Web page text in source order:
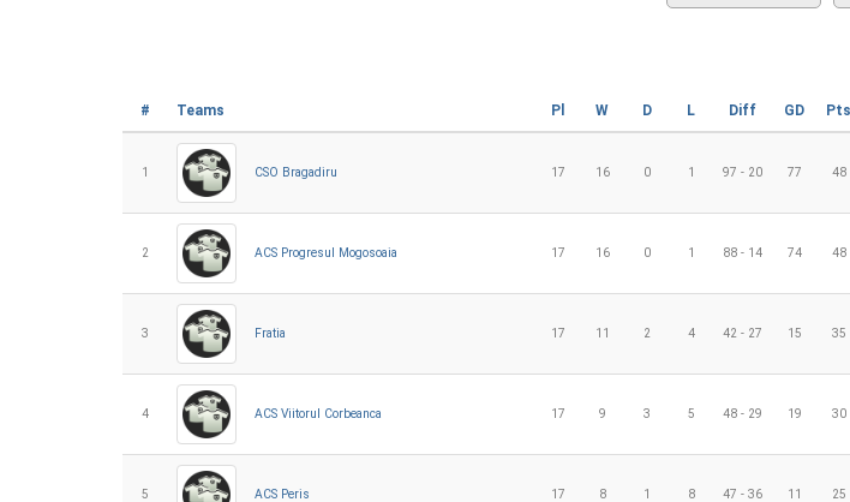
# Teams Pl W D L Diff GD Pts
1 CSO Bragadiru 17 16 0 1 97 - 20 77 48
2 ACS Progresul Mogosoaia 17 16 0 1 88 - 14 74 48
3 Fratia 17 11 2 4 42 - 27 15 35
4 ACS Viitorul Corbeanca 17 9 3 5 48 - 29 19 30
5 ACS Peris 17 8 1 8 47 - 36 11 25